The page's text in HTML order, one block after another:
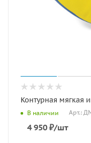
Контурная мягкая
В наличии Арт.:
4 950 ₽/шт